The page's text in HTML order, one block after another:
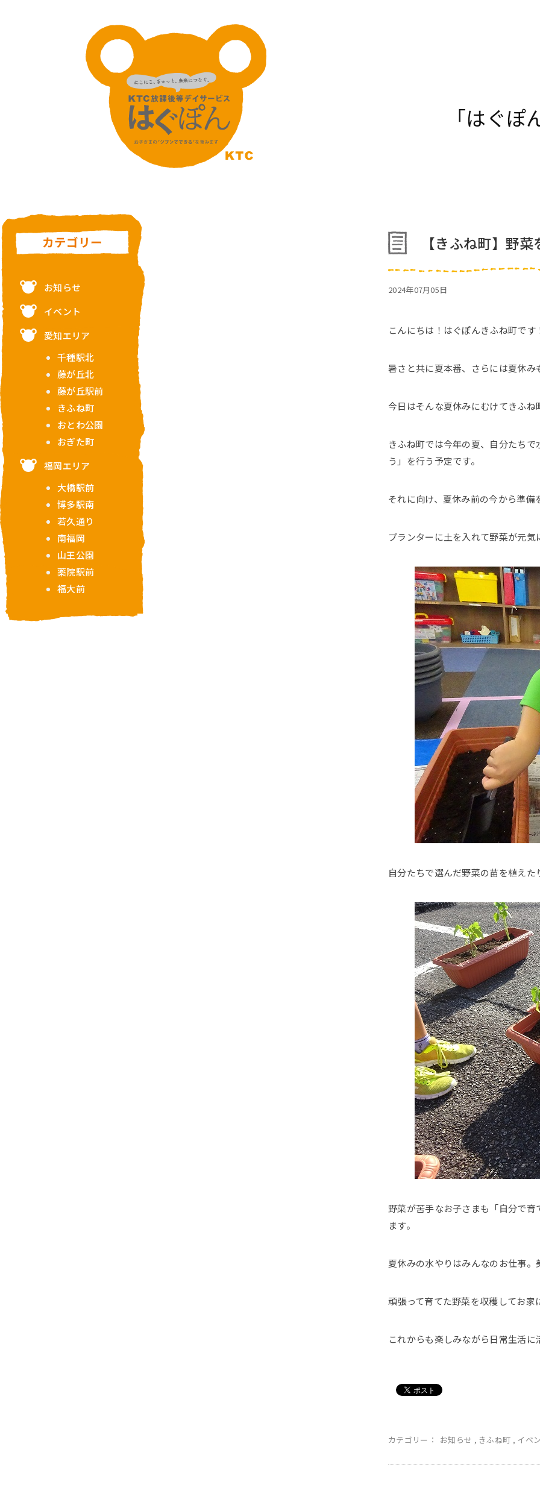
「はぐ
【きふね町】野
2024年07月05日
こんにちは！はぐぽんきふね町です
暑さと共に夏本番、さらには夏休
今日はそんな夏休みにむけてきふ
きふね町では今年の夏、自分たち
う」を行う予定です。
それに向け、夏休み前の今から準
プランターに土を入れて野菜が元気
自分たちで選んだ野菜の苗を植えた
野菜が苦手なお子さまも「自分で
ます。
夏休みの水やりはみんなのお仕事
頑張って育てた野菜を収穫してお
これからも楽しみながら日常生活
カテゴリー： お知らせ , きふね町 , イベ
カテゴリー
お知らせ
イベント
愛知エリア
千種駅北
藤が丘北
藤が丘駅前
きふね町
おとわ公園
おぎた町
福岡エリア
大橋駅前
博多駅南
若久通り
南福岡
山王公園
薬院駅前
福大前